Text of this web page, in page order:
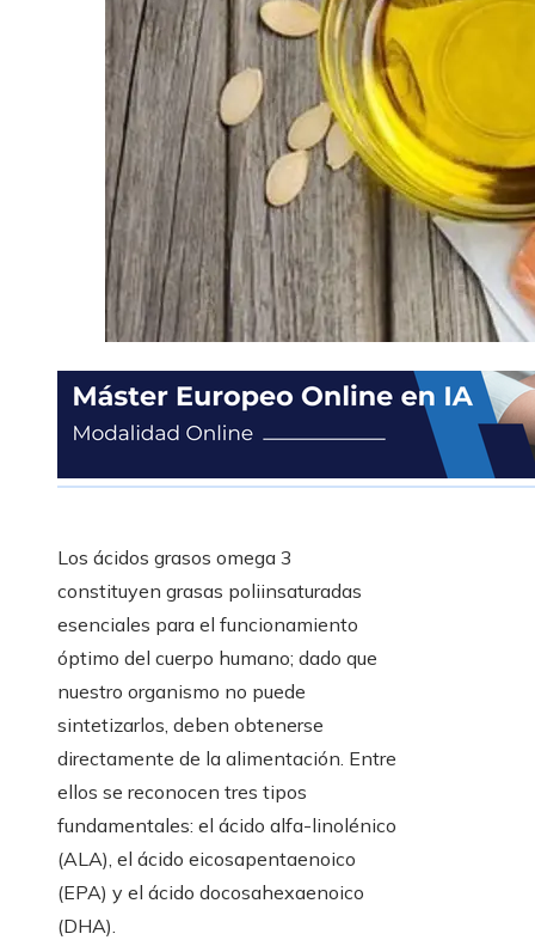
Los ácidos grasos omega 3
constituyen grasas poliinsaturadas
esenciales para el funcionamiento
óptimo del cuerpo humano; dado que
nuestro organismo no puede
sintetizarlos, deben obtenerse
directamente de la alimentación. Entre
ellos se reconocen tres tipos
fundamentales: el ácido alfa-linolénico
(ALA), el ácido eicosapentaenoico
(EPA) y el ácido docosahexaenoico
(DHA).